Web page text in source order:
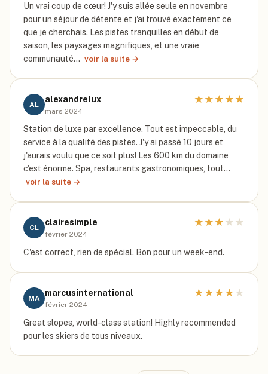
Un vrai coup de cœur! J'y suis allée seule en novembre
pour un séjour de détente et j'ai trouvé exactement ce
que je cherchais. Les pistes tranquilles en début de
saison, les paysages magnifiques, et une vraie
communauté… voir la suite →
AL
alexandrelux
mars 2024
★ ★ ★ ★ ★
Station de luxe par excellence. Tout est impeccable, du
service à la qualité des pistes. J'y ai passé 10 jours et
j'aurais voulu que ce soit plus! Les 600 km du domaine
c'est énorme. Spa, restaurants gastronomiques, tout…
voir la suite →
CL
clairesimple
février 2024
★ ★ ★ ★ ★
C'est correct, rien de spécial. Bon pour un week-end.
MA
marcusinternational
février 2024
★ ★ ★ ★ ★
Great slopes, world-class station! Highly recommended
pour les skiers de tous niveaux.